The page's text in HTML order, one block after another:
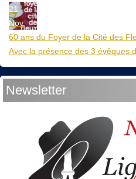
21
Nov
60 ans du Foyer de la Cité des
Avec la présence des 3 évêques
Newsletter